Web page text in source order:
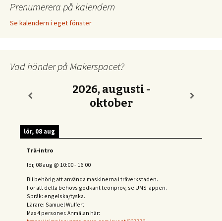
Prenumerera på kalendern
Se kalendern i eget fönster
Vad händer på Makerspacet?
2026, augusti -
oktober
lör, 08 aug
Trä-intro
lör, 08 aug @ 10:00- 16:00
Bli behörig att använda maskinerna i träverkstaden.
För att delta behövs godkänt teoriprov, se UMS-appen.
Språk: engelska/tyska.
Lärare: Samuel Wulfert.
Max 4 personer. Anmälan här: